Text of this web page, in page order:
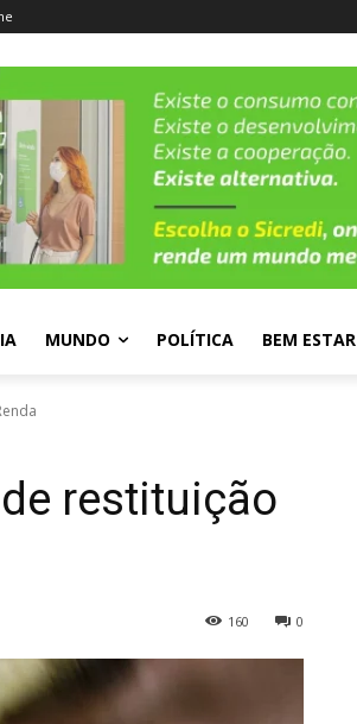
MUNDO POLÍTICA BEM ESTAR
restituição
0
160